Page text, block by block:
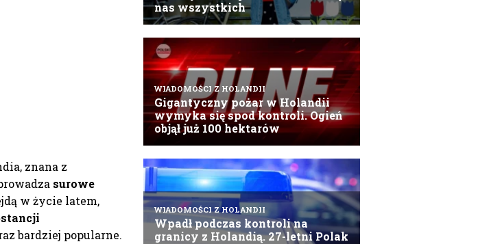
znana z
surowe
w życie latem,
bardziej popularne.